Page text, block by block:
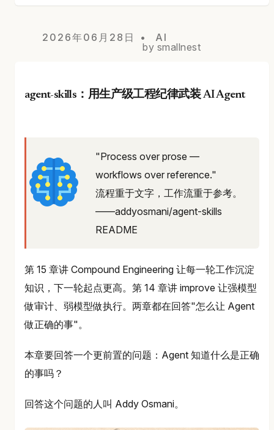
2026年06月28日
AI
by smallnest
agent-skills：用生产级工程纪律武装 AI Agent
"Process over prose —
workflows over reference."
流程重于文字，工作流重于参考。
——addyosmani/agent-skills
README
第 15 章讲 Compound Engineering 让每一轮工作沉淀
知识，下一轮起点更高。第 14 章讲 improve 让强模型
做审计、弱模型做执行。两章都在回答"怎么让 Agent
做正确的事"。
本章要回答一个更前置的问题：Agent 知道什么是正确
的事吗？
回答这个问题的人叫 Addy Osmani。